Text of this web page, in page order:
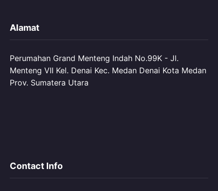
Alamat
Perumahan Grand Menteng Indah No.99K - Jl.
Menteng VII Kel. Denai Kec. Medan Denai Kota Medan
Prov. Sumatera Utara
Contact Info